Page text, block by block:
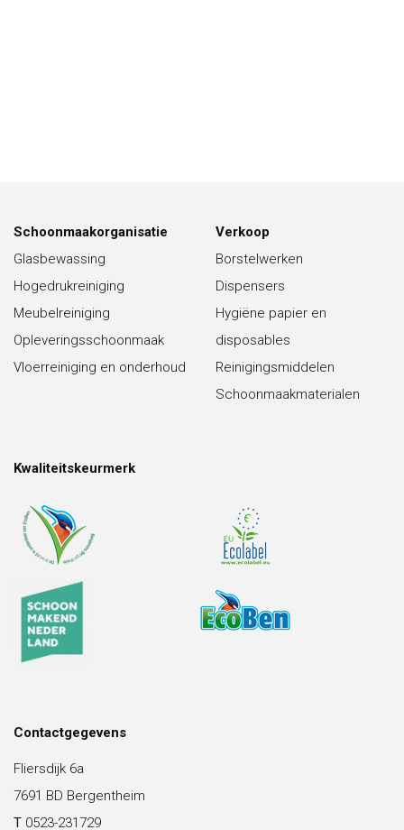
Schoonmaakorganisatie
Glasbewassing
Hogedrukreiniging
Meubelreiniging
Opleveringsschoonmaak
Vloerreiniging en onderhoud
Verkoop
Borstelwerken
Dispensers
Hygiëne papier en
disposables
Reinigingsmiddelen
Schoonmaakmaterialen
Kwaliteitskeurmerk
Contactgegevens
Fliersdijk 6a
7691 BD Bergentheim
T 0523-231729